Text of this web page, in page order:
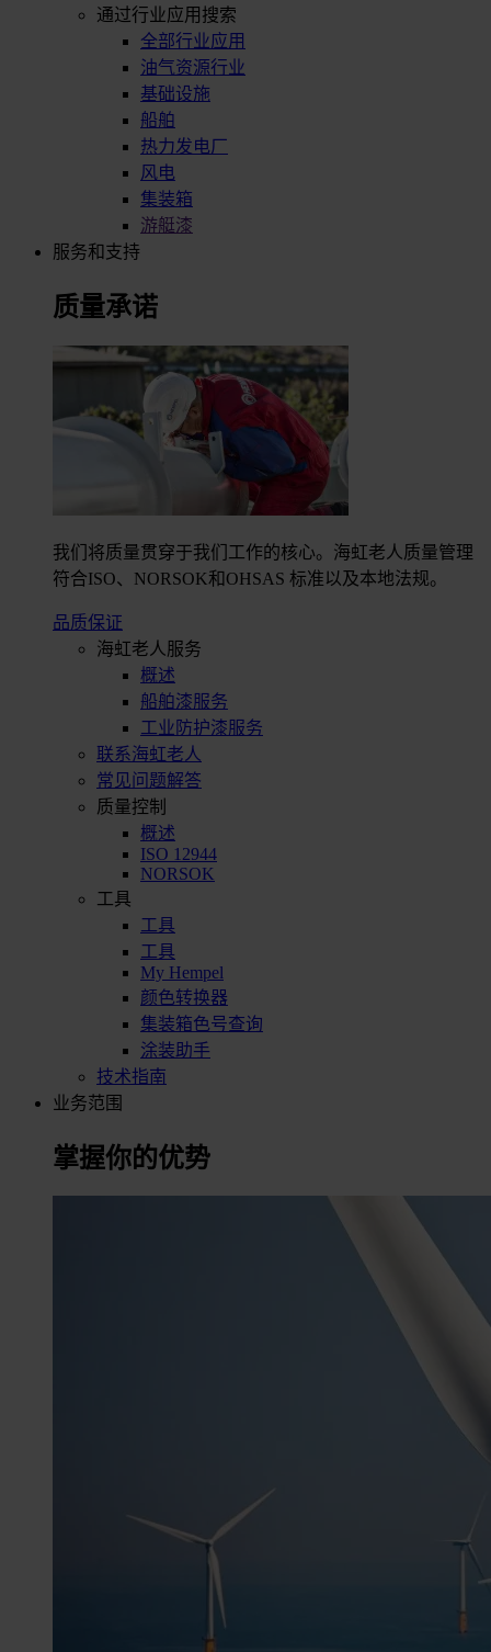
通过行业应用搜索
全部行业应用
油气资源行业
基础设施
船舶
热力发电厂
风电
集装箱
游艇漆
服务和支持
质量承诺
我们将质量贯穿于我们工作的核心。海虹老人质量管理
符合ISO、NORSOK和OHSAS 标准以及本地法规。
品质保证
海虹老人服务
概述
船舶漆服务
工业防护漆服务
联系海虹老人
常见问题解答
质量控制
概述
ISO 12944
NORSOK
工具
工具
工具
My Hempel
颜色转换器
集装箱色号查询
涂装助手
技术指南
业务范围
掌握你的优势